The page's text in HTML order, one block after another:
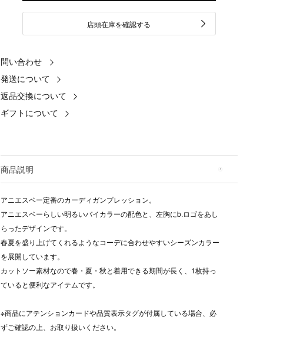
店頭在庫を確認する
問い合わせ
発送について
返品交換について
ギフトについて
商品説明
アニエスベー定番のカーディガンプレッション。
アニエスベーらしい明るいバイカラーの配色と、左胸にb.ロゴをあし
らったデザインです。
春夏を盛り上げてくれるようなコーデに合わせやすいシーズンカラー
を展開しています。
カットソー素材なので春・夏・秋と着用できる期間が長く、1枚持っ
ていると便利なアイテムです。
※商品にアテンションカードや品質表示タグが付属している場合、必
ずご確認の上、お取り扱いください。